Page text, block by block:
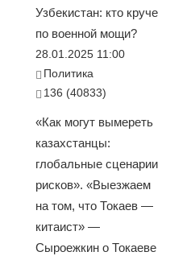
Узбекистан: кто круче
по военной мощи?
28.01.2025 11:00
Политика
136 (40833)
«Как могут вымереть
казахстанцы:
глобальные сценарии
рисков». «Выезжаем
на том, что Токаев —
китаист» —
Сыроежкин о Токаеве